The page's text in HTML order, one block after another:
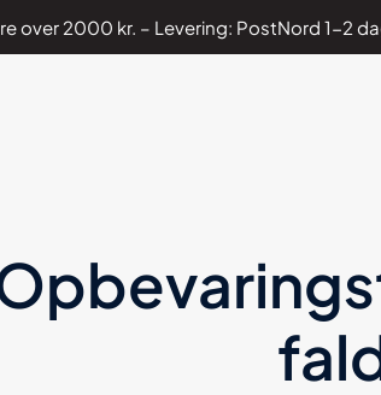
over 2000 kr. – Levering: PostNord 1-2